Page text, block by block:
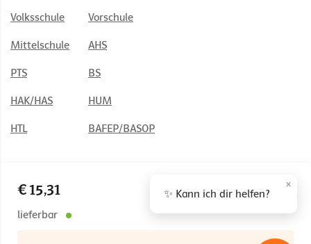
€ 15,31
lieferbar
Volksschule Vorschule
Mittelschule AHS
PTS BS
HAK/HAS HUM
HTL BAFEP/BASOP
© 2026 Österreichischer Bundesverlag Schulbuch GmbH & Co. KG,
✨ Kann ich dir helfen?
×